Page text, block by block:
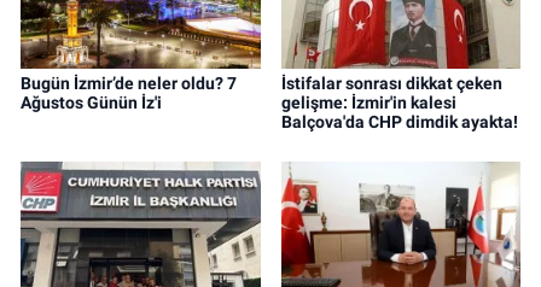
Bugün İzmir’de neler oldu? 7
Ağustos Günün İz'i
İstifalar sonrası dikkat çeken
gelişme: İzmir'in kalesi
Balçova'da CHP dimdik ayakta!